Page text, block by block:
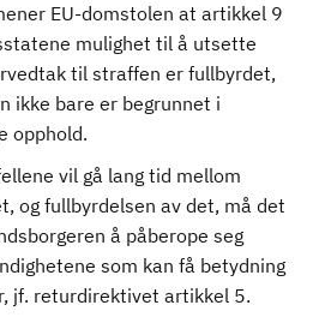
EU-domstolen at artikkel 9
mulighet til å utsette
til straffen er fullbyrdet,
ikke bare er begrunnet i
opphold.
vil gå lang tid mellom
og fullbyrdelsen av det, må det
å påberope seg
som kan få betydning
jf. returdirektivet artikkel 5.